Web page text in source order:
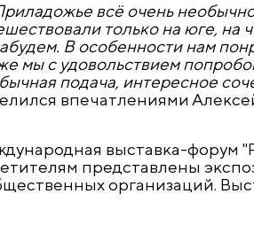
всё очень
только на юге, на
В особенности нам
мы с удовольствием
подача, интересное
впечатлениями
выставка-форум
представлены
организаций.